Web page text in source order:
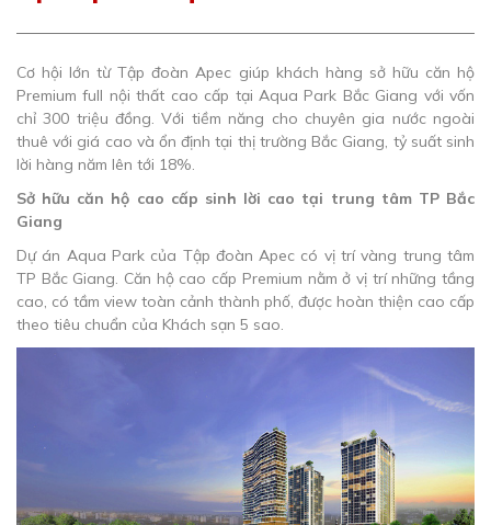
Cơ hội lớn từ Tập đoàn Apec giúp khách hàng sở hữu căn hộ
Premium full nội thất cao cấp tại Aqua Park Bắc Giang với vốn
chỉ 300 triệu đồng. Với tiềm năng cho chuyên gia nước ngoài
thuê với giá cao và ổn định tại thị trường Bắc Giang, tỷ suất sinh
lời hàng năm lên tới 18%.
Sở hữu căn hộ cao cấp sinh lời cao tại trung tâm TP Bắc
Giang
Dự án Aqua Park của Tập đoàn Apec có vị trí vàng trung tâm
TP Bắc Giang. Căn hộ cao cấp Premium nằm ở vị trí những tầng
cao, có tầm view toàn cảnh thành phố, được hoàn thiện cao cấp
theo tiêu chuẩn của Khách sạn 5 sao.